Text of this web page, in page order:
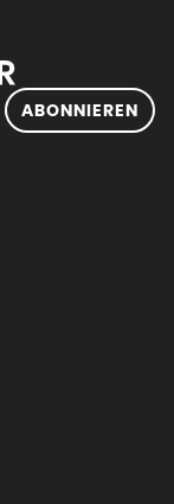
ABONNIEREN